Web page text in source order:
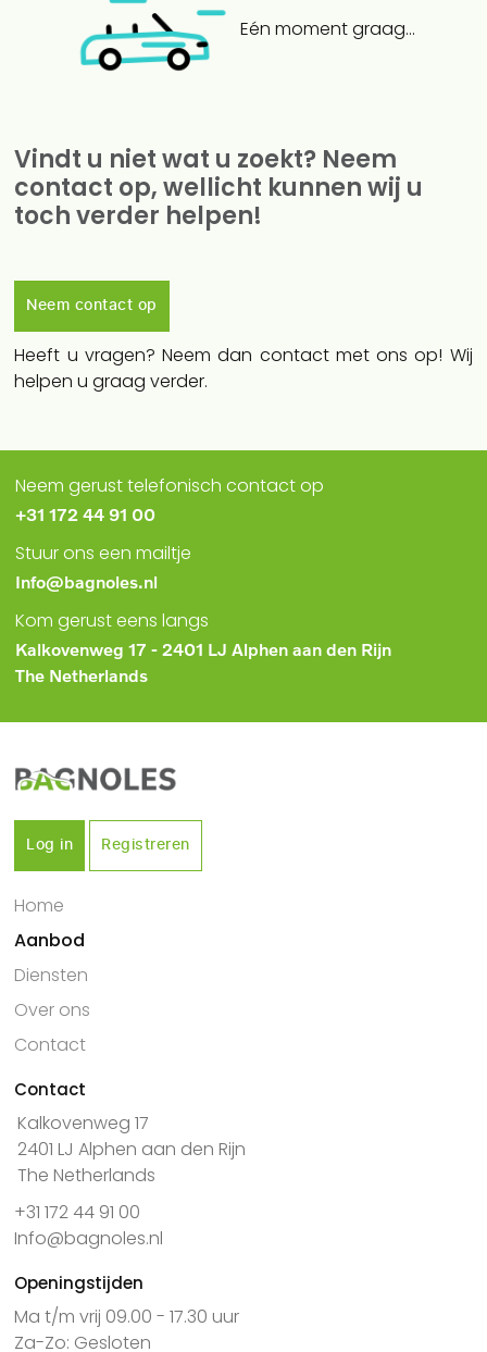
Eén moment graag...
Vindt u niet wat u zoekt? Neem
contact op, wellicht kunnen wij u
toch verder helpen!
Neem contact op
Heeft u vragen? Neem dan contact met ons op! Wij
helpen u graag verder.
Neem gerust telefonisch contact op
+31 172 44 91 00
Stuur ons een mailtje
Info@bagnoles.nl
Kom gerust eens langs
Kalkovenweg 17 - 2401 LJ Alphen aan den Rijn
The Netherlands
Log in Registreren
Home
Aanbod
Diensten
Over ons
Contact
Contact
Kalkovenweg 17
2401 LJ Alphen aan den Rijn
The Netherlands
+31 172 44 91 00
Info@bagnoles.nl
Openingstijden
Ma t/m vrij 09.00 - 17.30 uur
Za-Zo: Gesloten